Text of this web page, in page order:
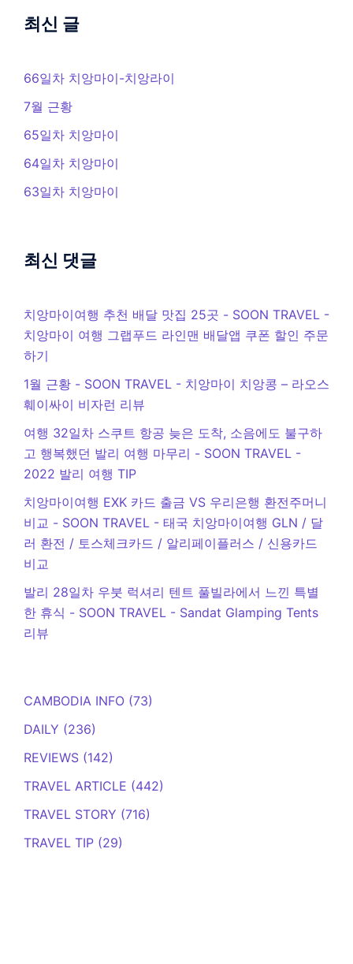
최신 글
66일차 치앙마이-치앙라이
7월 근황
65일차 치앙마이
64일차 치앙마이
63일차 치앙마이
최신 댓글
치앙마이여행 추천 배달 맛집 25곳 - SOON TRAVEL -
치앙마이 여행 그랩푸드 라인맨 배달앱 쿠폰 할인 주문
하기
1월 근황 - SOON TRAVEL - 치앙마이 치앙콩 – 라오스
훼이싸이 비자런 리뷰
여행 32일차 스쿠트 항공 늦은 도착, 소음에도 불구하
고 행복했던 발리 여행 마무리 - SOON TRAVEL -
2022 발리 여행 TIP
치앙마이여행 EXK 카드 출금 VS 우리은행 환전주머니
비교 - SOON TRAVEL - 태국 치앙마이여행 GLN / 달
러 환전 / 토스체크카드 / 알리페이플러스 / 신용카드
비교
발리 28일차 우붓 럭셔리 텐트 풀빌라에서 느낀 특별
한 휴식 - SOON TRAVEL - Sandat Glamping Tents
리뷰
CAMBODIA INFO (73)
DAILY (236)
REVIEWS (142)
TRAVEL ARTICLE (442)
TRAVEL STORY (716)
TRAVEL TIP (29)